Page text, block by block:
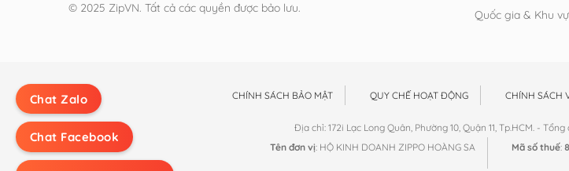
© 2025 ZipVN. Tất cả các quyền được bảo lưu.
Quốc gia & Khu
CHÍNH SÁCH BẢO MẬT QUY CHẾ HOẠT ĐỘNG CHÍNH SÁCH
Địa chỉ: 172i Lạc Long Quân, Phường 10, Quận 11, Tp.HCM. -
Tên đơn vị: HỘ KINH DOANH ZIPPO HOÀNG SA Mã số thuế:
Chat Zalo
Chat Facebook